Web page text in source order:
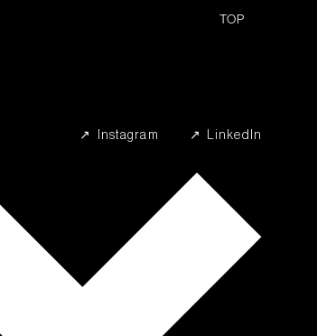
TOP
↗︎ Instagram ↗︎ LinkedIn